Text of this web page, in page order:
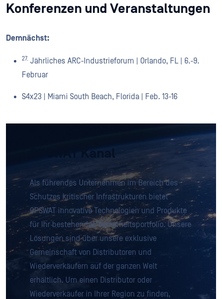
Konferenzen und Veranstaltungen
Demnächst:
27. Jährliches ARC-Industrieforum | Orlando, FL | 6.-9.
Februar
S4x23 | Miami South Beach, Florida | Feb. 13-16
OPSWAT Kanal
Als führendes Unternehmen im Bereich des
Schutzes kritischer Infrastrukturen bietet
OPSWAT innovative Technologien und Produkte
für Ihr bestehendes Sicherheitsportfolio. Unsere
Lösungen sind über unsere exklusive
Gemeinschaft von Distributoren und
Wiederverkäufern auf der ganzen Welt
erhältlich. Um einen Distributor oder
Wiederverkäufer in Ihrer Region zu finden,